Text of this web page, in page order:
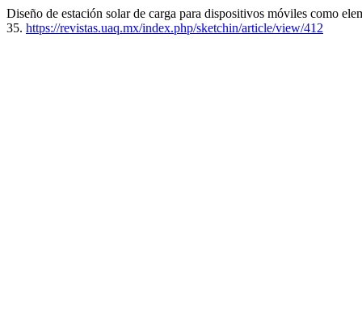
Diseño de estación solar de carga para dispositivos móviles como
35. https://revistas.uaq.mx/index.php/sketchin/article/view/412